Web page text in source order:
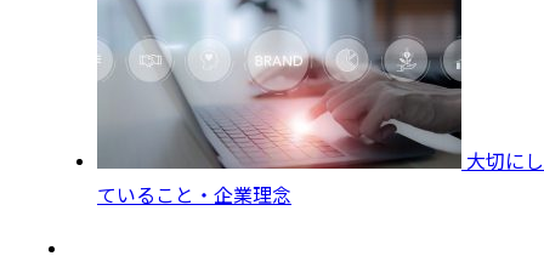
大切にし
ていること・企業理念